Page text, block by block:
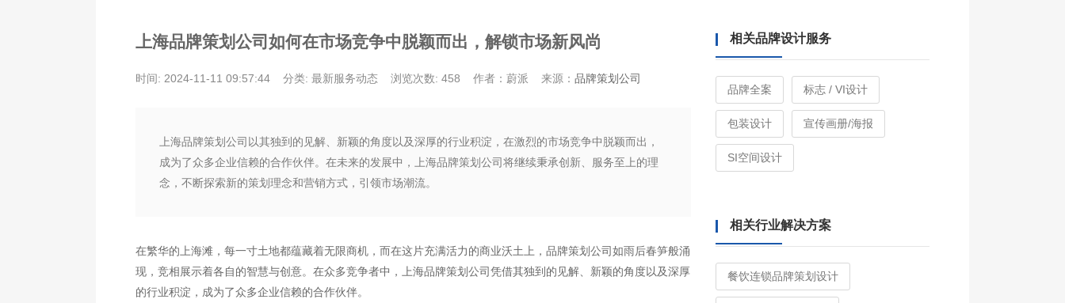
上海品牌策划公司如何在市场竞争中脱颖而出，解锁市场新风尚
时间: 2024-11-11 09:57:44 分类: 最新服务动态 浏览次数: 458 作者：蔚派 来源： 品牌策划公司
上海品牌策划公司以其独到的见解、新颖的角度以及深厚的行业积淀，在激烈的市场竞争中脱颖而出，
成为了众多企业信赖的合作伙伴。在未来的发展中，上海品牌策划公司将继续秉承创新、服务至上的理
念，不断探索新的策划理念和营销方式，引领市场潮流。
在繁华的上海滩，每一寸土地都蕴藏着无限商机，而在这片充满活力的商业沃土上，品牌策划公司如雨后春笋般涌
现，竞相展示着各自的智慧与创意。在众多竞争者中，上海品牌策划公司凭借其独到的见解、新颖的角度以及深厚
的行业积淀，成为了众多企业信赖的合作伙伴。
相关品牌设计服务
品牌全案 标志 / VI设计
包装设计 宣传画册/海报
SI空间设计
相关行业解决方案
餐饮连锁品牌策划设计